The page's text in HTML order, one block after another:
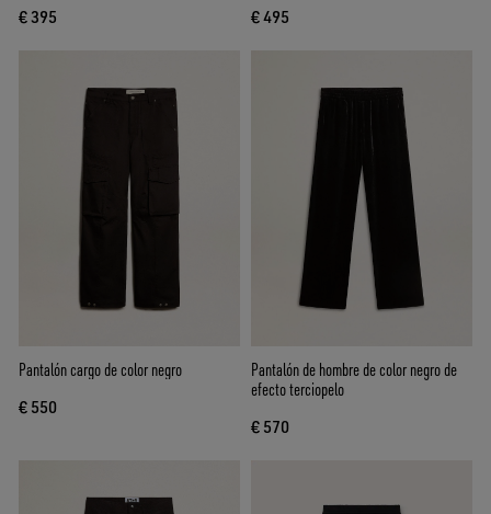
€ 395 € 495
Pantalón cargo de color negro
€ 550
Pantalón de hombre de color negro de
efecto terciopelo
€ 570